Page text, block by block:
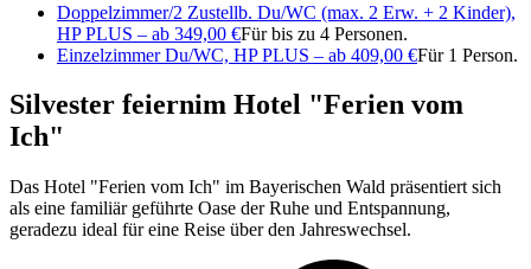
Doppelzimmer/2 Zustellb. Du/WC (max. 2 Erw. + 2 Kinder),
HP PLUS – ab 349,00 €Für bis zu 4 Personen.
Einzelzimmer Du/WC, HP PLUS – ab 409,00 €Für 1 Person.
Silvester feiernim Hotel "Ferien vom
Ich"
Das Hotel "Ferien vom Ich" im Bayerischen Wald präsentiert sich
als eine familiär geführte Oase der Ruhe und Entspannung,
geradezu ideal für eine Reise über den Jahreswechsel.